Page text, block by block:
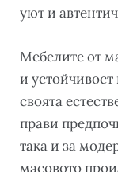
уют и
Мебелите от
и устойчивост
своята
прави
така и за
масовото